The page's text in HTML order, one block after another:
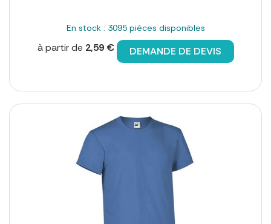
En stock : 3095 pièces disponibles
à partir de 2,59 € DEMANDE DE DEVIS